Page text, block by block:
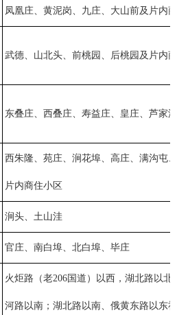
凤凰庄、黄泥岗、九庄、大山前及片内
武德、山北头、前桃园、后桃园及片内
东叠庄、西叠庄、寿益庄、皇庄、芦家湖
西朱隆、苑庄、涧花埠、高庄、满沟屯
片内商住小区
涧头、土山洼
官庄、南白埠、北白埠、毕庄
火炬路（老206国道）以西，湖北路以北
河路以南；湖北路以南、俄黄东路以东